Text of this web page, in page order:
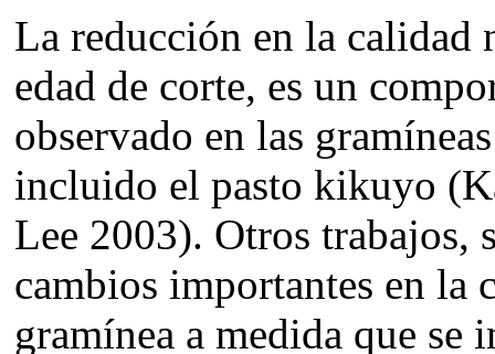
La reducción en la calidad
edad de corte, es un
observado en las
incluido el pasto kikuyo
Lee 2003). Otros trabajos,
cambios importantes en la
gramínea a medida que se